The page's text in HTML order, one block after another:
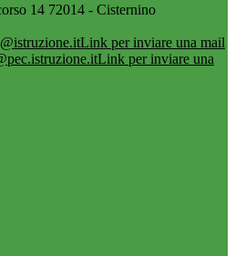
14 72014 - Cisternino
Link per inviare una mail
Link per inviare una